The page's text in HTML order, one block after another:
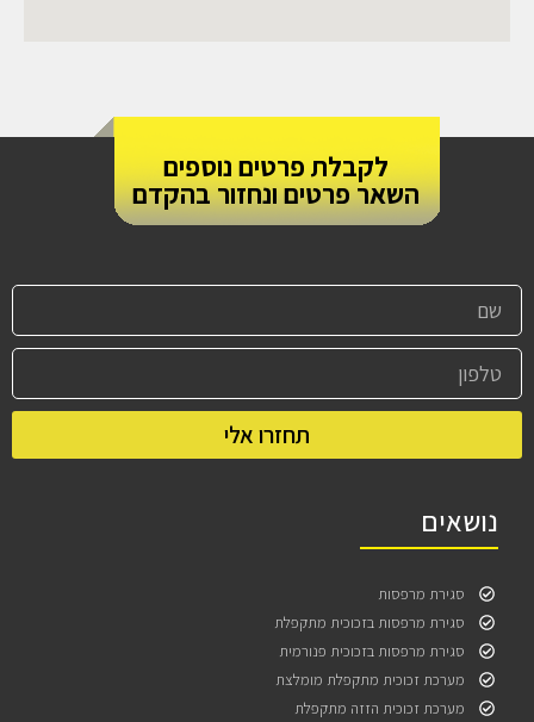
לקבלת פרטים נוספים
השאר פרטים ונחזור בהקדם
תחזרו אלי
נושאים
סגירת מרפסות
סגירת מרפסות בזכוכית מתקפלת
סגירת מרפסות בזכוכית פנורמית
מערכת זכוכית מתקפלת מומלצת
מערכת זכוכית הזזה מתקפלת